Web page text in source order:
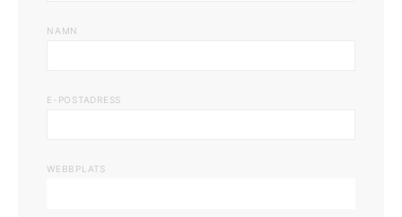
NAMN
E-POSTADRESS
WEBBPLATS